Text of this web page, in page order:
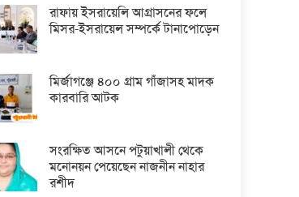
রাফায় ইসরায়েলি আগ্রাসনের ফলে
মিসর-ইসরায়েল সম্পর্কে টানাপোড়েন
মির্জাগঞ্জে ৪০০ গ্রাম গাঁজাসহ মাদক
কারবারি আটক
সংরক্ষিত আসনে পটুয়াখালী থেকে
মনোনয়ন পেয়েছেন নাজনীন নাহার
রশীদ